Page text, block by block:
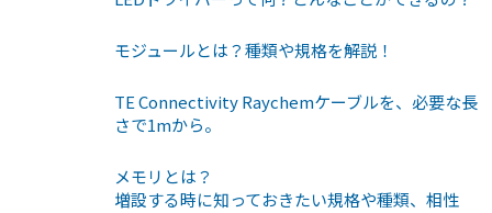
モジュールとは？種類や規格を解説！
TE Connectivity Raychemケーブルを、必要な長
さで1mから。
メモリとは？
増設する時に知っておきたい規格や種類、相性